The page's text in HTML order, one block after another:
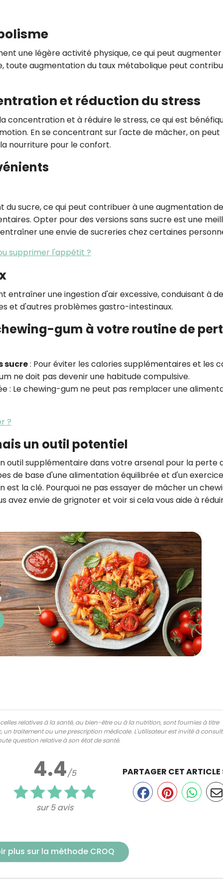
une légère activité physique, ce qui peut
toute augmentation du taux métabolique peut
et réduction du stress
concentration et à réduire le stress, ce qui est
En se concentrant sur l'acte de mâcher, on peut
nourriture pour le confort.
sucre, ce qui peut contribuer à une augmentation de
Opter pour des versions sans sucre est une
une envie de sucreries chez certaines
supprimer l'appétit ?
une ingestion d'air excessive, conduisant à
et d'autres problèmes gastro-intestinaux.
gum à votre routine de
sucre: Pour éviter les calories supplémentaires et les
ne doit pas devenir une habitude compulsive.
: Le chewing-gum ne peut pas remplacer une
?
un outil potentiel
outil supplémentaire dans votre arsenal pour la perte
de base d'une alimentation équilibrée et d'un exercice
la clé. Pourquoi ne pas essayer de mâcher un
avez envie de grignoter et voir si cela vous aide à
relatives à la santé, au bien-être ou à la nutrition, sont fournies à titre
traitement ou une prescription médicale. L'utilisateur est invité à
question relative à son état de santé.
4.4/5
sur 5 avis
PARTAGER CET ARTICLE
plus sur la méthode CROQ
Je consens à ce que la société
Prisma Players analyse le taux
des courriels pour mesurer et
l'heure à laquelle vous le faites
utilisez. Pour en savoir plus sur ces
voir notre
politique de
Je reçois mon cadeau !